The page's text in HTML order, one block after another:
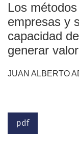
Los
empresas y
capacidad
generar valor
JUAN ALBERTO
pdf